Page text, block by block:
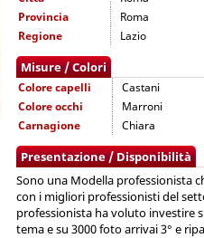
Provincia
Roma
Regione
Lazio
Misure / Colori
Colore capelli
Castani
Colore occhi
Marroni
Carnagione
Chiara
Presentazione / Disponibilità
Sono una Modella professionista
con i migliori professionisti del
professionista ha voluto investire
tema e su 3000 foto arrivai 3° e